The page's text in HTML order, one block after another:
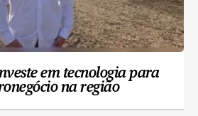
em tecnologia para
na região